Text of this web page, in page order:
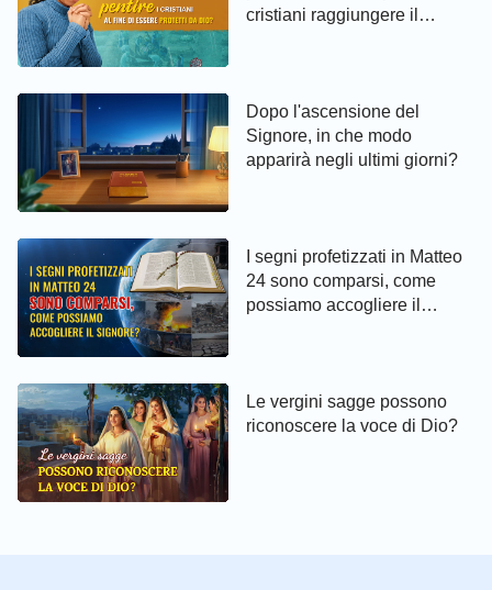
cristiani raggiungere il
Dopo l'ascensione del
Signore, in che modo
apparirà negli ultimi giorni?
I segni profetizzati in Matteo
24 sono comparsi, come
possiamo accogliere il
Le vergini sagge possono
riconoscere la voce di Dio?